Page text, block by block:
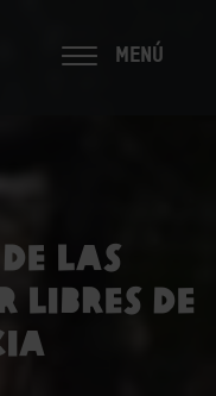
MENÚ
LAS
DE